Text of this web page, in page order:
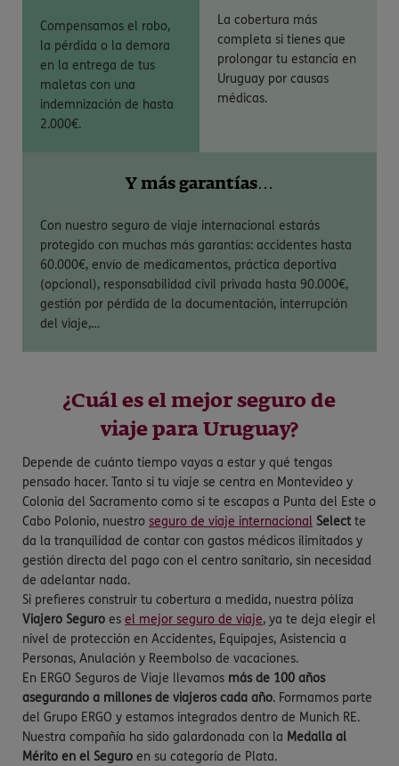
Compensamos el robo,
la pérdida o la demora
en la entrega de tus
maletas con una
indemnización de hasta
2.000€.
La cobertura más
completa si tienes que
prolongar tu estancia en
Uruguay por causas
médicas.
Y más garantías…
Con nuestro seguro de viaje internacional estarás
protegido con muchas más garantías: accidentes hasta
60.000€, envío de medicamentos, práctica deportiva
(opcional), responsabilidad civil privada hasta 90.000€,
gestión por pérdida de la documentación, interrupción
del viaje,…
¿Cuál es el mejor seguro de
viaje para Uruguay?
Depende de cuánto tiempo vayas a estar y qué tengas
pensado hacer. Tanto si tu viaje se centra en Montevideo y
Colonia del Sacramento como si te escapas a Punta del Este o
Cabo Polonio, nuestro seguro de viaje internacional Select te
da la tranquilidad de contar con gastos médicos ilimitados y
gestión directa del pago con el centro sanitario, sin necesidad
de adelantar nada.
Si prefieres construir tu cobertura a medida, nuestra póliza
Viajero Seguro es el mejor seguro de viaje, ya te deja elegir el
nivel de protección en Accidentes, Equipajes, Asistencia a
Personas, Anulación y Reembolso de vacaciones.
En ERGO Seguros de Viaje llevamos más de 100 años
asegurando a millones de viajeros cada año. Formamos parte
del Grupo ERGO y estamos integrados dentro de Munich RE.
Nuestra compañía ha sido galardonada con la Medalla al
Mérito en el Seguro en su categoría de Plata.